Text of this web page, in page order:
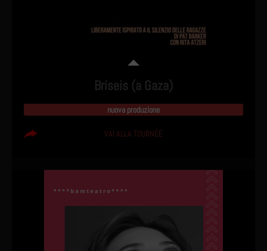
Briseis (a Gaza)
nuova produzione
VAI ALLA TOURNÉE